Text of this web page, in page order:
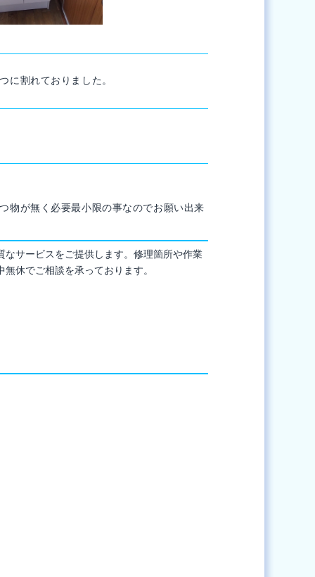
に割れておりました。
物が無く必要最小限の事なのでお願い出来
サービスをご提供します。修理箇所や作業
休でご相談を承っております。